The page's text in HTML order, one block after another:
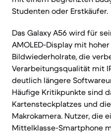
Studenten oder Erstkäufer.
Das Galaxy A56 wird für
AMOLED-Display mit
Bildwiederholrate, die
Verarbeitungsqualität mit
deutlich längere
Häufige Kritikpunkte sind
Kartensteckplatzes und
Makrokamera. Nutzer, die
Mittelklasse-Smartphone